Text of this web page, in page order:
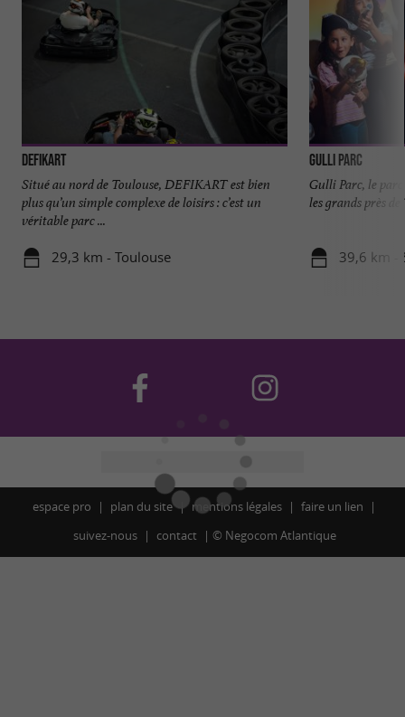
DefiKart
Situé au nord de Toulouse, DEFIKART est bien
plus qu’un simple complexe de loisirs : c’est un
véritable parc ...
29,3 km - Toulouse
Gulli Parc
Gulli Parc, le
les grands près
39,6 km -
espace pro plan du site mentions légales
faire un lien
suivez-nous
contact © Negocom Atlantique